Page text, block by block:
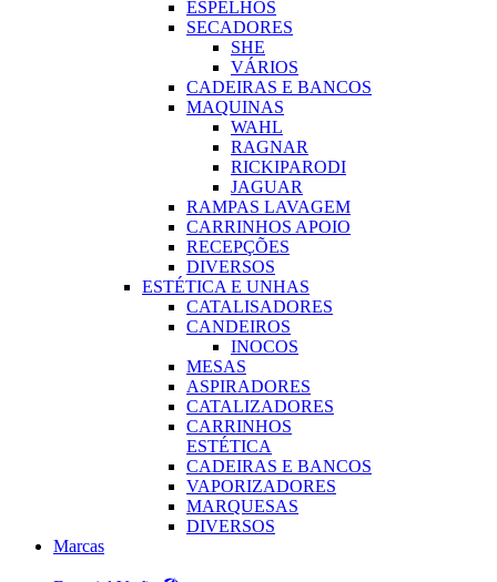
ESPELHOS
SECADORES
SHE
VÁRIOS
CADEIRAS E BANCOS
MAQUINAS
WAHL
RAGNAR
RICKIPARODI
JAGUAR
RAMPAS LAVAGEM
CARRINHOS APOIO
RECEPÇÕES
DIVERSOS
ESTÉTICA E UNHAS
CATALISADORES
CANDEIROS
INOCOS
MESAS
ASPIRADORES
CATALIZADORES
CARRINHOS
ESTÉTICA
CADEIRAS E BANCOS
VAPORIZADORES
MARQUESAS
DIVERSOS
Marcas